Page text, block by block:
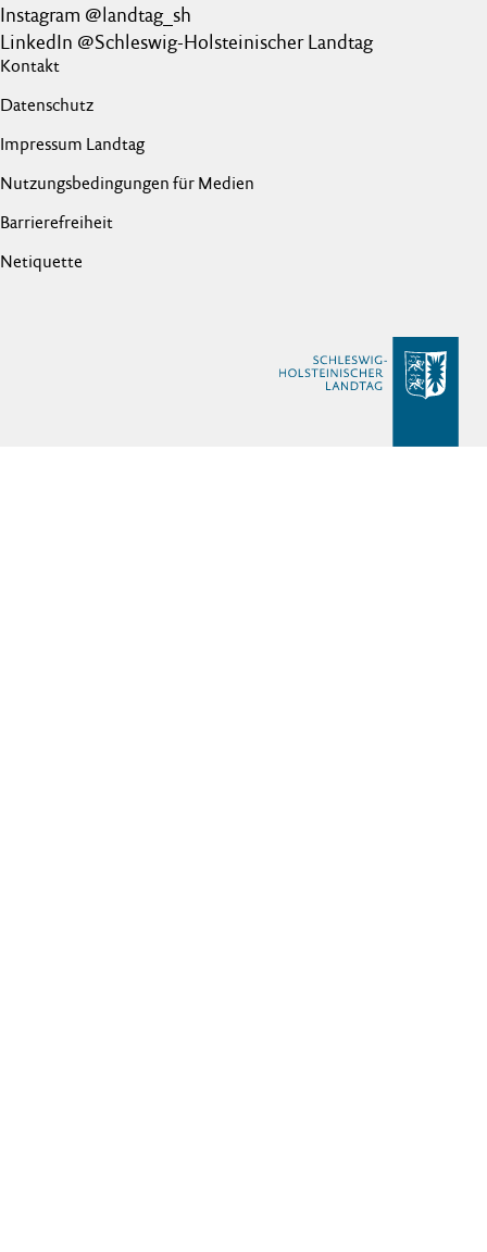
Instagram @landtag_sh
LinkedIn @Schleswig-Holsteinischer Landtag
Kontakt
Datenschutz
Impressum Landtag
Nutzungsbedingungen für Medien
Barrierefreiheit
Netiquette